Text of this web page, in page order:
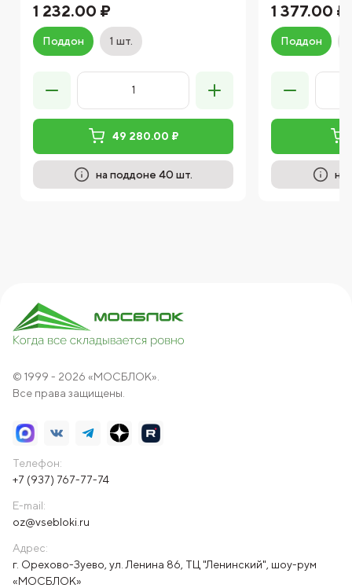
1 232.00 ₽
Поддон 1 шт.
49 280.00 ₽
на поддоне 40 шт.
1 377.00 ₽
Поддон
на
© 1999 - 2026 «МОСБЛОК».
Все права защищены.
Телефон:
+7 (937) 767-77-74
E-mail:
oz@vsebloki.ru
Адрес:
г. Орехово-Зуево, ул. Ленина 86, ТЦ "Ленинский", шоу-рум
«МОСБЛОК»